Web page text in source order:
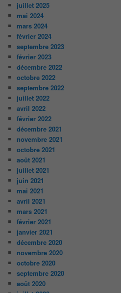
juillet 2025
mai 2024
mars 2024
février 2024
septembre 2023
février 2023
décembre 2022
octobre 2022
septembre 2022
juillet 2022
avril 2022
février 2022
décembre 2021
novembre 2021
octobre 2021
août 2021
juillet 2021
juin 2021
mai 2021
avril 2021
mars 2021
février 2021
janvier 2021
décembre 2020
novembre 2020
octobre 2020
septembre 2020
août 2020